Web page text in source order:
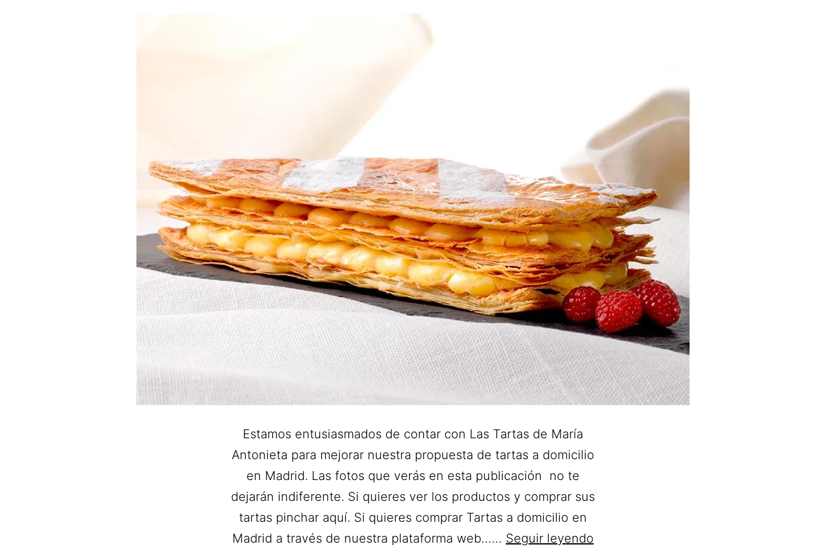
Estamos entusiasmados de contar con Las Tartas de María
Antonieta para mejorar nuestra propuesta de tartas a domicilio
en Madrid. Las fotos que verás en esta publicación no te
dejarán indiferente. Si quieres ver los productos y comprar sus
tartas pinchar aquí. Si quieres comprar Tartas a domicilio en
Madrid a través de nuestra plataforma web…… Seguir leyendo